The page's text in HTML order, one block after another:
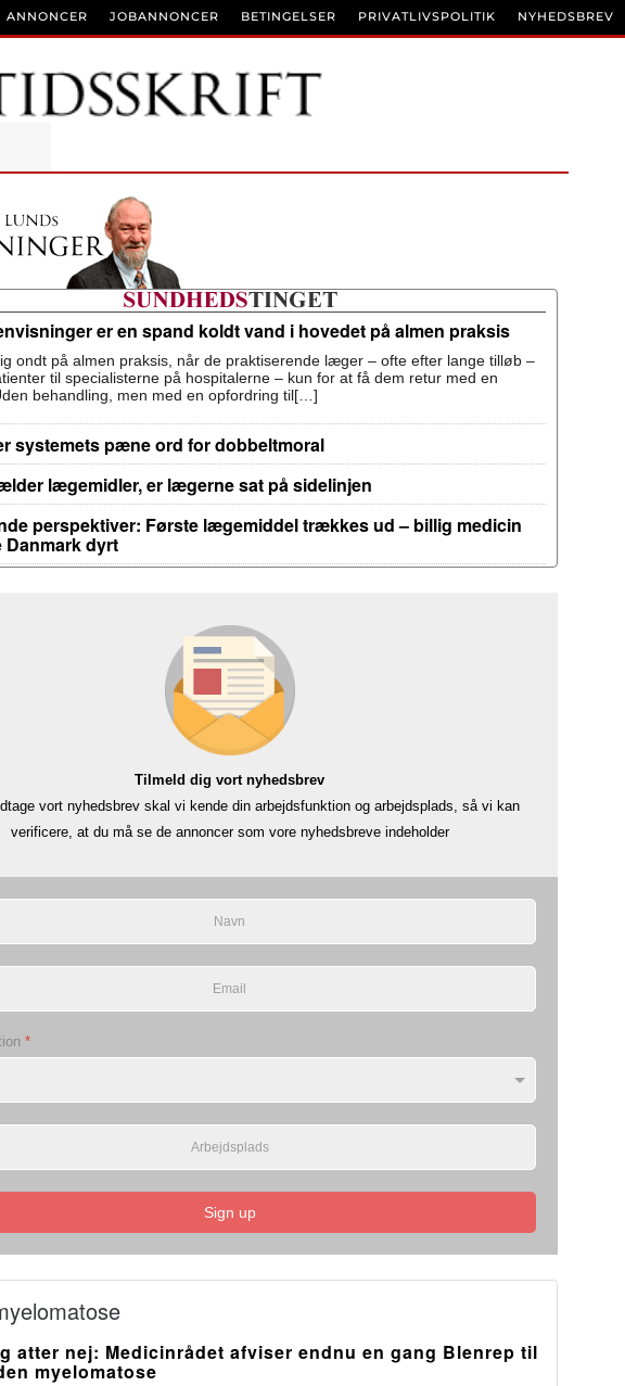
ANNONCER JOBANNONCER BETINGELSER PRIVATLIVSPOLITIK NYHEDSBREV
er en spand koldt vand i hovedet på almen praksis
ondt på almen praksis, når de praktiserende læger – ofte efter lange tilløb –
til specialisterne på hospitalerne – kun for at få dem retur med en
behandling, men med en opfordring til[…]
systemets pæne ord for dobbeltmoral
lægemidler, er lægerne sat på sidelinjen
perspektiver: Første lægemiddel trækkes ud – billig medicin
Danmark dyrt
Tilmeld dig vort nyhedsbrev
vort nyhedsbrev skal vi kende din arbejdsfunktion og arbejdsplads, så vi kan
verificere, at du må se de annoncer som vore nyhedsbreve indeholder
*
Sign up
atter nej: Medicinrådet afviser endnu en gang Blenrep til
myelomatose